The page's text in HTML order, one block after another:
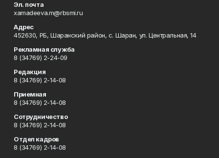
Эл. почта
xamadeeva.m@rbsmi.ru
Адрес
452630, РБ, Шаранский район, с. Шаран, ул. Центральная, 14
Рекламная служба
8 (34769) 2-24-09
Редакция
8 (34769) 2-14-08
Приемная
8 (34769) 2-14-08
Сотрудничество
8 (34769) 2-14-08
Отдел кадров
8 (34769) 2-14-08